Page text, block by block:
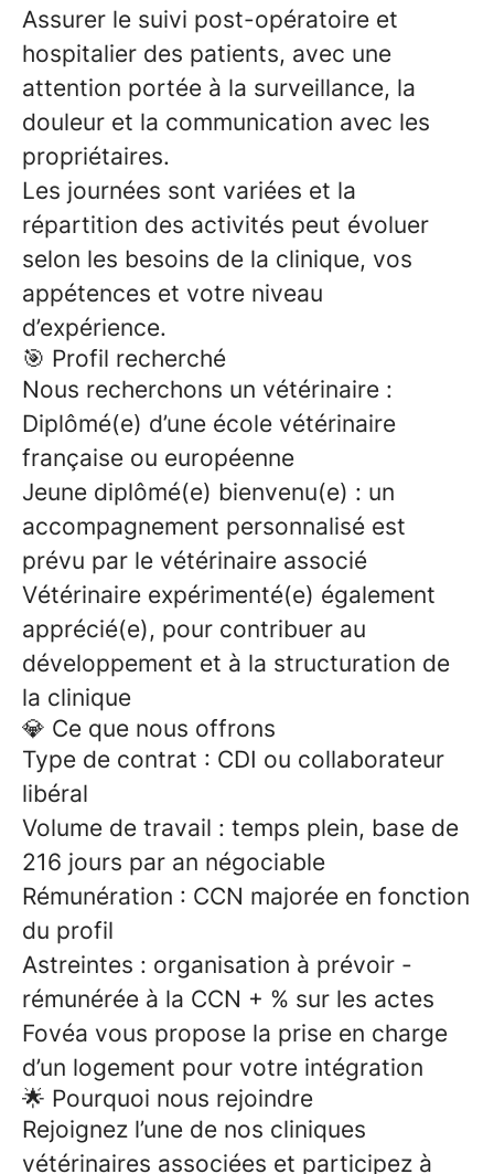
Assurer le suivi post-opératoire et
hospitalier des patients, avec une
attention portée à la surveillance, la
douleur et la communication avec les
propriétaires.
Les journées sont variées et la
répartition des activités peut évoluer
selon les besoins de la clinique, vos
appétences et votre niveau
d’expérience.
🎯 Profil recherché
Nous recherchons un vétérinaire :
Diplômé(e) d’une école vétérinaire
française ou européenne
Jeune diplômé(e) bienvenu(e) : un
accompagnement personnalisé est
prévu par le vétérinaire associé
Vétérinaire expérimenté(e) également
apprécié(e), pour contribuer au
développement et à la structuration de
la clinique
💎 Ce que nous offrons
Type de contrat : CDI ou collaborateur
libéral
Volume de travail : temps plein, base de
216 jours par an négociable
Rémunération : CCN majorée en fonction
du profil
Astreintes : organisation à prévoir -
rémunérée à la CCN + % sur les actes
Fovéa vous propose la prise en charge
d’un logement pour votre intégration
🌟 Pourquoi nous rejoindre
Rejoignez l’une de nos cliniques
vétérinaires associées et participez à